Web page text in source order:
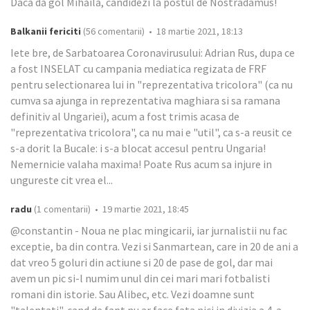
Balkanii fericiti (56 comentarii) • 18 martie 2021, 18:13
Iete bre, de Sarbatoarea Coronavirusului: Adrian Rus, dupa ce
a fost INSELAT cu campania mediatica regizata de FRF
pentru selectionarea lui in "reprezentativa tricolora" (ca nu
cumva sa ajunga in reprezentativa maghiara si sa ramana
definitiv al Ungariei), acum a fost trimis acasa de
"reprezentativa tricolora", ca nu mai e "util", ca s-a reusit ce
s-a dorit la Bucale: i s-a blocat accesul pentru Ungaria!
Nemernicie valaha maxima! Poate Rus acum sa injure in
ungureste cit vrea el...
radu (1 comentarii) • 19 martie 2021, 18:45
@constantin - Noua ne plac mingicarii, iar jurnalistii nu fac
exceptie, ba din contra. Vezi si Sanmartean, care in 20 de ani a
dat vreo 5 goluri din actiune si 20 de pase de gol, dar mai
avem un pic si-l numim unul din cei mari mari fotbalisti
romani din istorie. Sau Alibec, etc. Vezi doamne sunt